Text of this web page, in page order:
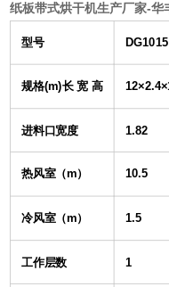
纸板带式烘干机生产厂家-华
型号 DG1015
规格(m)长 宽 高
进料口宽度 1.82
热风室（m） 10.5
冷风室（m） 1.5
工作层数 1